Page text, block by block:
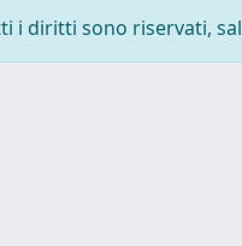
diritti sono riservati,